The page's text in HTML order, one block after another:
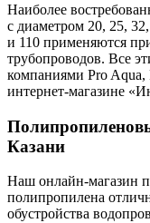
Наиболее
с диаметром 20, 25,
и 110 применяются
трубопроводов. Все
компаниями Pro Aqua,
интернет-магазине
Казани
Наш онлайн-магазин
полипропилена
обустройства